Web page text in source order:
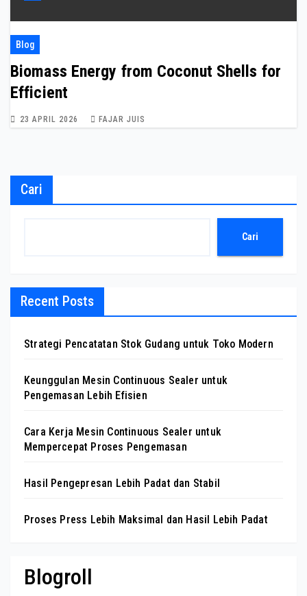
Blog
Biomass Energy from Coconut Shells for
Efficient
23 APRIL 2026 FAJAR JUIS
Cari
Cari
Recent Posts
Strategi Pencatatan Stok Gudang untuk Toko Modern
Keunggulan Mesin Continuous Sealer untuk
Pengemasan Lebih Efisien
Cara Kerja Mesin Continuous Sealer untuk
Mempercepat Proses Pengemasan
Hasil Pengepresan Lebih Padat dan Stabil
Proses Press Lebih Maksimal dan Hasil Lebih Padat
Blogroll